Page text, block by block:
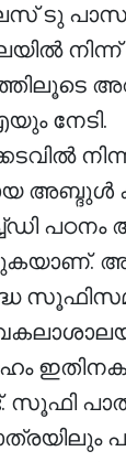
ടു
നിന്ന്
നേടി.
അബ്ദുൾ
പഠനം
സൂഫി